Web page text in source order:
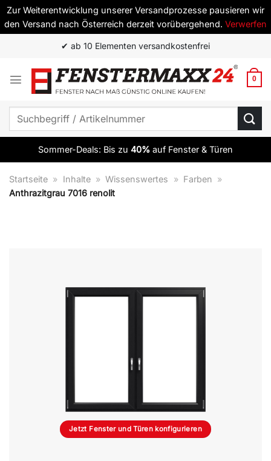
Zur Weiterentwicklung unserer Versandprozesse pausieren wir
den Versand nach Österreich derzeit vorübergehend. Verwerfen
springen
✔ ab 10 Elementen versandkostenfrei
0
Suchen
Sommer-Deals: Bis zu 40% auf Fenster & Türen
Startseite » Inhalte » Wissenswertes » Farben »
Anthrazitgrau 7016 renolit
Jetzt Fenster und Türen konfigurieren